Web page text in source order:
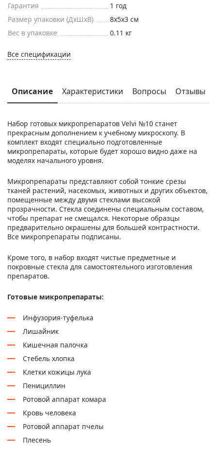
Гарантия
1 год
Размер упаковки (ДxШxВ)
8x5x3 см
Вес в упаковке
0.11 кг
Все спецификации
Описание Характеристики Вопросы Отзывы
Набор готовых микропрепаратов Velvi №10 станет
прекрасным дополнением к учебному микроскопу. В
комплект входят специально подготовленные
микропрепараты, которые будет хорошо видно даже на
моделях начального уровня.
Микропрепараты представляют собой тонкие срезы
тканей растений, насекомых, животных и других объектов,
помещенные между двумя стеклами высокой
прозрачности. Стекла соединены специальным составом,
чтобы препарат не смещался. Некоторые образцы
предварительно окрашены для большей контрастности.
Все микропрепараты подписаны.
Кроме того, в набор входят чистые предметные и
покровные стекла для самостоятельного изготовления
препаратов.
Готовые микропрепараты:
Инфузория-туфелька
Лишайник
Кишечная палочка
Стебель хлопка
Клетки кожицы лука
Пенициллин
Ротовой аппарат комара
Кровь человека
Ротовой аппарат пчелы
Плесень